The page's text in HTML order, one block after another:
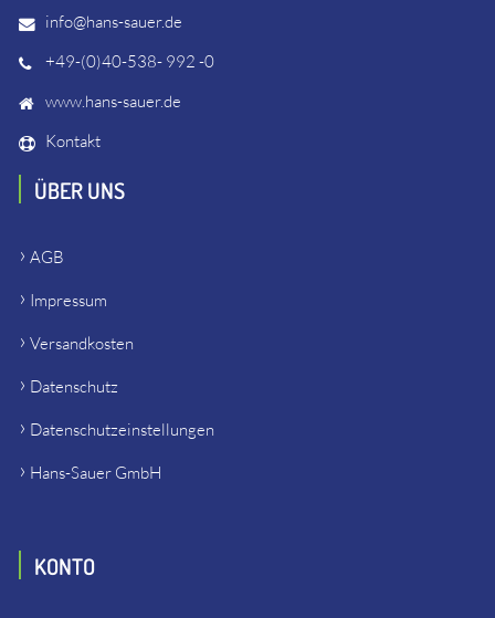
info@hans-sauer.de
+49-(0)40-538- 992 -0
www.hans-sauer.de
Kontakt
ÜBER UNS
AGB
Impressum
Versandkosten
Datenschutz
Datenschutzeinstellungen
Hans-Sauer GmbH
KONTO